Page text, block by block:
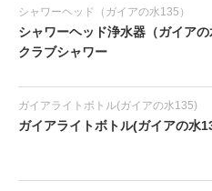
シャワーヘッド（ガイアの水135）
シャワーヘッド浄水器（ガイア
クラブシャワー
ガイアライトボトル(ガイアの水135)
ガイアライトボトル(ガイアの水